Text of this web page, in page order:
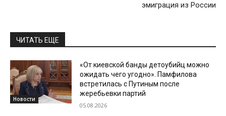
эмиграция из России
ЧИТАТЬ ЕЩЕ
Новости
«От киевской банды детоубийц можно
ожидать чего угодно». Памфилова
встретилась с Путиным после
жеребьевки партий
05.08.2026